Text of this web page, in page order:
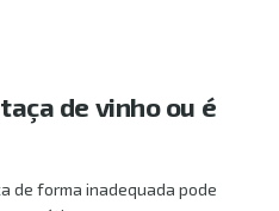
de vinho ou é
de forma inadequada pode